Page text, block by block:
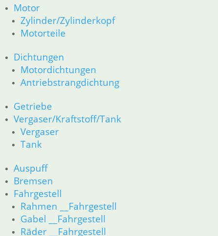
Motor
Zylinder/Zylinderkopf
Motorteile
Dichtungen
Motordichtungen
Antriebstrangdichtung
Getriebe
Vergaser/Kraftstoff/Tank
Vergaser
Tank
Auspuff
Bremsen
Fahrgestell
Rahmen __Fahrgestell
Gabel __Fahrgestell
Räder __Fahrgestell
31 Telegabel
32 Lenkung
33 Antrieb
36 Räder
46 Rahmen & Verkleidung
51 Spiegel & Schlösser
61 Fahrzeugelektrik
52 Sitzbank
R80GS bis R100GS PD 1990
11 Motor
Dichtungen
Zylinderkopf
12 Motorelektrik
13 Vergaser
16 Tank
18 Auspuff
21 Kupplung
23 Getriebe